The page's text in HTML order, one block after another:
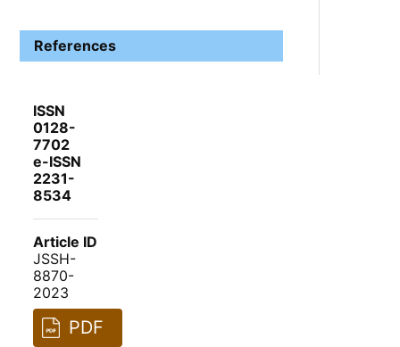
References
ISSN
0128-
7702
e-ISSN
2231-
8534
Article ID
JSSH-
8870-
2023
PDF